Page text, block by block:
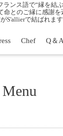
ランス語で“縁を結
とのご縁に感謝を
S'allierで結ばれます
Chef Q＆A
Menu